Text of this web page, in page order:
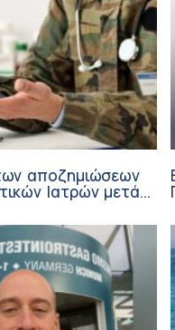
αποζημιώσεων
Ιατρών μετά